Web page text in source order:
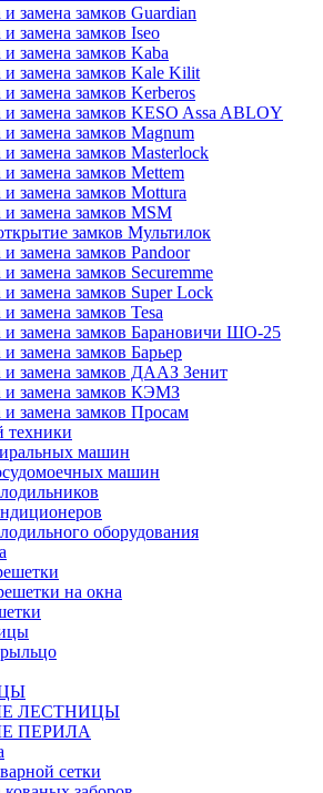
и замена замков Guardian
и замена замков Iseo
и замена замков Kaba
и замена замков Kale Kilit
и замена замков Kerberos
и замена замков KESO Assa ABLOY
и замена замков Magnum
и замена замков Masterlock
и замена замков Mettem
и замена замков Mottura
и замена замков MSM
замков Мультилок
и замена замков Pandoor
и замена замков Securemme
и замена замков Super Lock
замена замков Tesa
и замена замков Барановичи ШО-25
и замена замков Барьер
и замена замков ДААЗ Зенит
и замена замков КЭМЗ
и замена замков Просам
техники
машин
машин
оборудования
на окна
ЛЕСТНИЦЫ
ПЕРИЛА
сетки